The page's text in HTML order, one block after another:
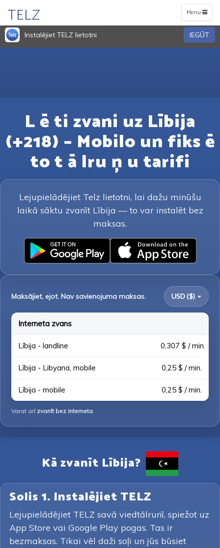
Toggle
navigation
Menu
TELZ
Instalējiet TELZ lietotni IEGŪT
L ē ti zvani uz Lībija
(+218) – Mobilo un fiks ē
to t ā lru ņ u tarifi
Lejupielādējiet Telz lietotni, lai dažu minūšu
laikā sāktu zvanīt Lībija — to var instalēt bez
maksas.
Maksājiet, ejot. Nav savienojuma maksas. USD ($)
Interneta zvans
Lībija - landline 0,307 $ / min.
Lībija - Libyana, mobile 0,25 $ / min.
Lībija - mobile 0,25 $ / min.
Varat arī zvanīt bez interneta.
Kā zvanīt Lībija?
Solis 1. Instalējiet TELZ
Lejupielādējiet TELZ savā viedtālrunī, spiežot uz
App Store vai Google Play pogas. Tas ir
bezmaksas. Tikai vēl daži soļi un jūs būsiet